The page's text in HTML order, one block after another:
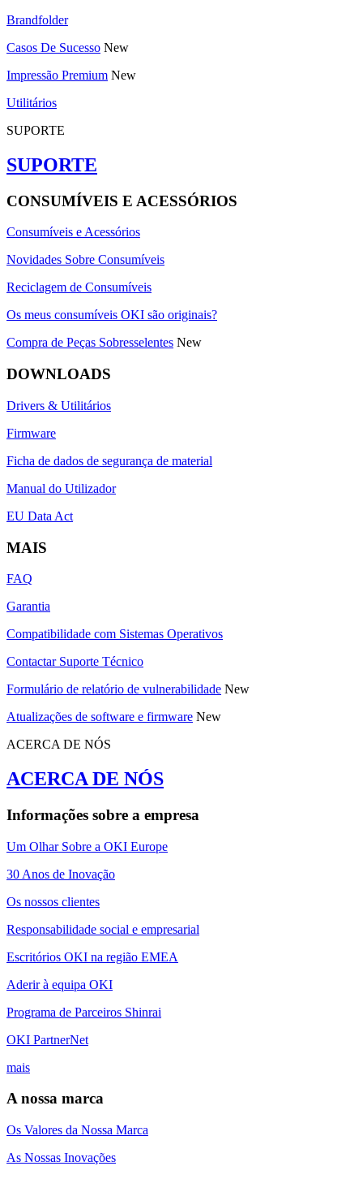
Brandfolder
Casos De Sucesso New
Impressão Premium New
Utilitários
SUPORTE
SUPORTE
CONSUMÍVEIS E ACESSÓRIOS
Consumíveis e Acessórios
Novidades Sobre Consumíveis
Reciclagem de Consumíveis
Os meus consumíveis OKI são originais?
Compra de Peças Sobresselentes New
DOWNLOADS
Drivers & Utilitários
Firmware
Ficha de dados de segurança de material
Manual do Utilizador
EU Data Act
MAIS
FAQ
Garantia
Compatibilidade com Sistemas Operativos
Contactar Suporte Técnico
Formulário de relatório de vulnerabilidade New
Atualizações de software e firmware New
ACERCA DE NÓS
ACERCA DE NÓS
Informações sobre a empresa
Um Olhar Sobre a OKI Europe
30 Anos de Inovação
Os nossos clientes
Responsabilidade social e empresarial
Escritórios OKI na região EMEA
Aderir à equipa OKI
Programa de Parceiros Shinrai
OKI PartnerNet
mais
A nossa marca
Os Valores da Nossa Marca
As Nossas Inovações